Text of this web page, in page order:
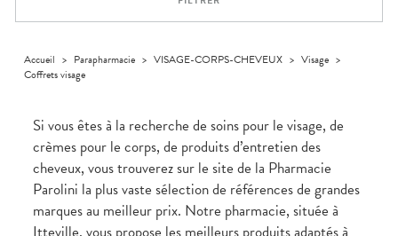
Visage
Accueil > Parapharmacie > VISAGE-CORPS-CHEVEUX > Visage >
Coffrets visage
Si vous êtes à la recherche de soins pour le visage, de
crèmes pour le corps, de produits d’entretien des
cheveux, vous trouverez sur le site de la Pharmacie
Parolini la plus vaste sélection de références de grandes
marques au meilleur prix. Notre pharmacie, située à